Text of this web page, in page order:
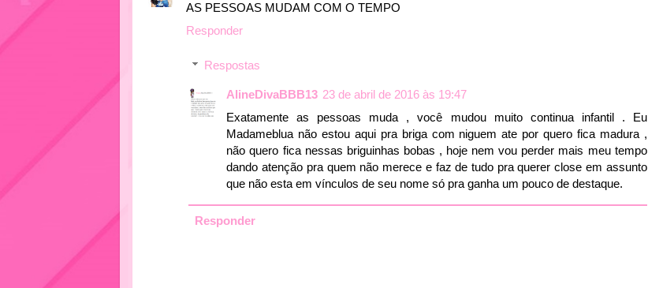
AS PESSOAS MUDAM COM O TEMPO
Responder
Respostas
AlineDivaBBB13 23 de abril de 2016 às 19:47
Exatamente as pessoas muda , você mudou muito continua infantil . Eu
Madameblua não estou aqui pra briga com niguem ate por quero fica madura ,
não quero fica nessas briguinhas bobas , hoje nem vou perder mais meu tempo
dando atenção pra quem não merece e faz de tudo pra querer close em assunto
que não esta em vínculos de seu nome só pra ganha um pouco de destaque.
Responder